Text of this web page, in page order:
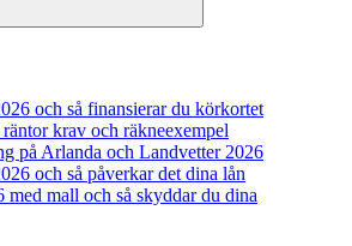
Sök
och så finansierar du körkortet
krav och räkneexempel
på Arlanda och Landvetter 2026
och så påverkar det dina lån
med mall och så skyddar du dina